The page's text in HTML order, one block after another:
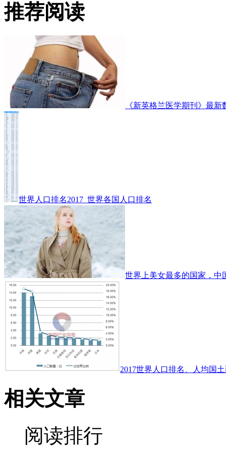
推荐阅读
《新英格兰医学期刊》最
世界人口排名2017_世界各国人口排名
世界上美女最多的国家，中
2017世界人口排名、人均国
相关文章
阅读排行